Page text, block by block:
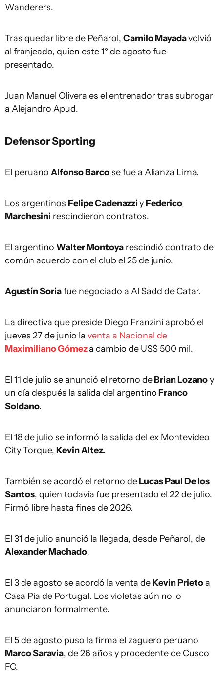
Wanderers.
Tras quedar libre de Peñarol, Camilo Mayadavolvió
al franjeado, quien este 1° de agosto fue
presentado.
Juan Manuel Olivera es el entrenador tras subrogar
a Alejandro Apud.
Defensor Sporting
El peruano Alfonso Barcose fue a Alianza Lima.
Los argentinos Felipe Cadenazziy Federico
Marchesini rescindieron contratos.
El argentino Walter Montoya rescindió contrato de
común acuerdo con el club el 25 de junio.
Agustín Soriafue negociado a Al Sadd de Catar.
La directiva que preside Diego Franzini aprobó el
jueves 27 de junio la venta a Nacional de
Maximiliano Gómeza cambio de US$ 500 mil.
El 11 de julio se anunció el retorno deBrian Lozanoy
un día después la salida del argentino Franco
Soldano.
El 18 de julio se informó la salida del ex Montevideo
City Torque, Kevin Altez.
También se acordó el retorno deLucas Paul De los
Santos, quien todavía fue presentado el 22 de julio.
Firmó libre hasta fines de 2026.
El 31 de julio anunció la llegada, desde Peñarol, de
Alexander Machado.
El 3 de agosto se acordó la venta de Kevin Prietoa
Casa Pia de Portugal. Los violetas aún no lo
anunciaron formalmente.
El 5 de agosto puso la firma el zaguero peruano
Marco Saravia, de 26 años y procedente de Cusco
FC.